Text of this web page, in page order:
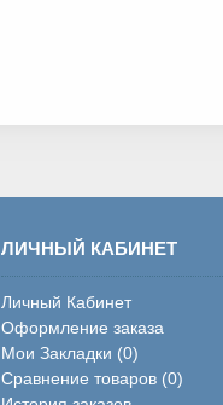
ЛИЧНЫЙ КАБИНЕТ
Личный Кабинет
Оформление заказа
Мои Закладки (0)
Сравнение товаров (0)